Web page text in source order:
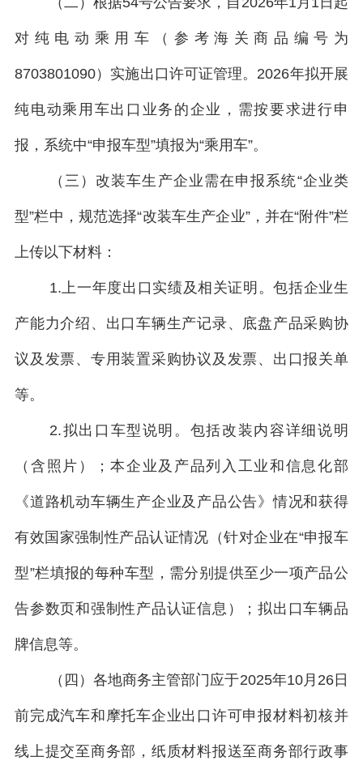
对纯电动乘用车（参考海关商品编号为
8703801090）实施出口许可证管理。2026年拟开展
纯电动乘用车出口业务的企业，需按要求进行申
报，系统中“申报车型”填报为“乘用车”。
（三）改装车生产企业需在申报系统“企业类
型”栏中，规范选择“改装车生产企业”，并在“附件”栏
上传以下材料：
1.上一年度出口实绩及相关证明。包括企业生
产能力介绍、出口车辆生产记录、底盘产品采购协
议及发票、专用装置采购协议及发票、出口报关单
等。
2.拟出口车型说明。包括改装内容详细说明
（含照片）；本企业及产品列入工业和信息化部
《道路机动车辆生产企业及产品公告》情况和获得
有效国家强制性产品认证情况（针对企业在“申报车
型”栏填报的每种车型，需分别提供至少一项产品公
告参数页和强制性产品认证信息）；拟出口车辆品
牌信息等。
（四）各地商务主管部门应于2025年10月26日
前完成汽车和摩托车企业出口许可申报材料初核并
线上提交至商务部，纸质材料报送至商务部行政事